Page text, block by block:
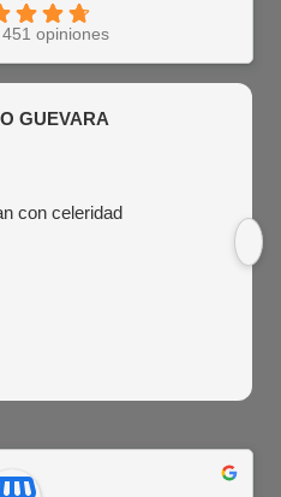
opiniones
GUEVARA
con celeridad